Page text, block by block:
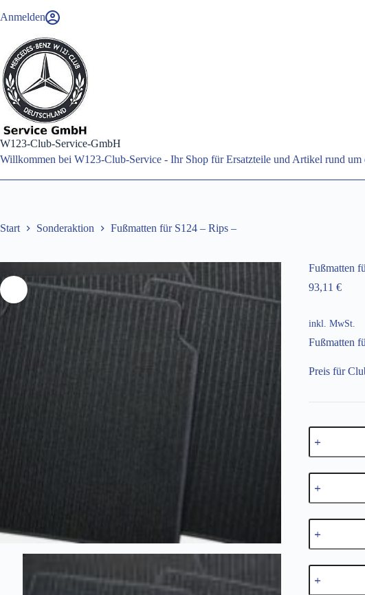
Inhalt
Anmelden
W123-Club-Service-GmbH
Willkommen bei W123-Club-Service - Ihr Shop für Ersatzteile und Artikel rund
Start Sonderaktion Fußmatten für S124 – Rips –
Fußmatten
93,11€
inkl. MwSt.
Fußmatten
Preis für
Fußmatten
für
S124
Rips
schwarz
Fußmatten
für
S124
Rips
sierragrau/
Fußmatten
für
S124
Rips
Fußmatten
für